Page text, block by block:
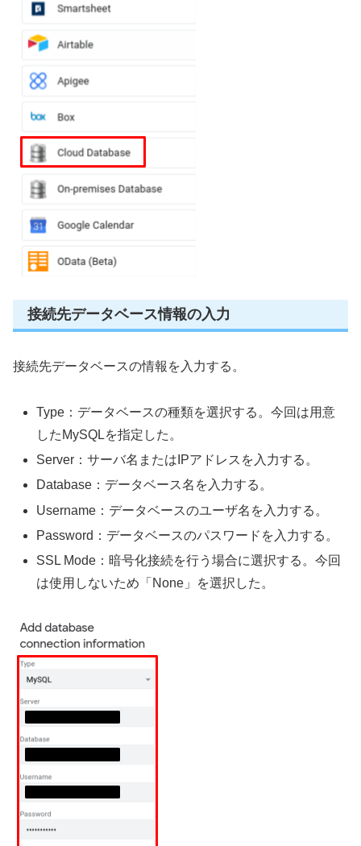
接続先データベース情報の入力
接続先データベースの情報を入力する。
Type：データベースの種類を選択する。今回は用意
したMySQLを指定した。
Server：サーバ名またはIPアドレスを入力する。
Database：データベース名を入力する。
Username：データベースのユーザ名を入力する。
Password：データベースのパスワードを入力する。
SSL Mode：暗号化接続を行う場合に選択する。今回
は使用しないため「None」を選択した。